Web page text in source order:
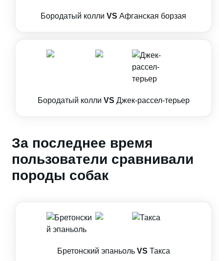
Бородатый колли VS Афганская борзая
Бородатый колли VS Джек-рассел-терьер
За последнее время
пользователи сравнивали
породы собак
Бретонский эпаньоль VS Такса